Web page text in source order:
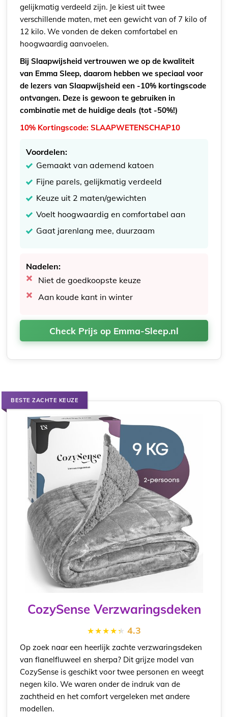
gelijkmatig verdeeld zijn. Je kiest uit twee
verschillende maten, met een gewicht van of 7 kilo of
12 kilo. We vonden de deken comfortabel en
hoogwaardig aanvoelen.
Bij Slaapwijsheid vertrouwen we op de kwaliteit
van Emma Sleep, daarom hebben we speciaal voor
de lezers van Slaapwijsheid een -10% kortingscode
ontvangen. Deze is gewoon te gebruiken in
combinatie met de huidige deals (tot -50%!)
10% Kortingscode: SLAAPWETENSCHAP10
Voordelen:
Gemaakt van ademend katoen
Fijne parels, gelijkmatig verdeeld
Keuze uit 2 maten/gewichten
Voelt hoogwaardig en comfortabel aan
Gaat jarenlang mee, duurzaam
Nadelen:
Niet de goedkoopste keuze
Aan koude kant in winter
Check Prijs op Emma-Sleep.nl
BESTE ZACHTE KEUZE
CozySense Verzwaringsdeken
4.3
Op zoek naar een heerlijk zachte verzwaringsdeken
van flanelfluweel en sherpa? Dit grijze model van
CozySense is geschikt voor twee personen en weegt
negen kilo. We waren onder de indruk van de
zachtheid en het comfort vergeleken met andere
modellen.